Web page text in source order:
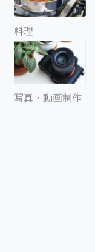
料理
写真・動画制作